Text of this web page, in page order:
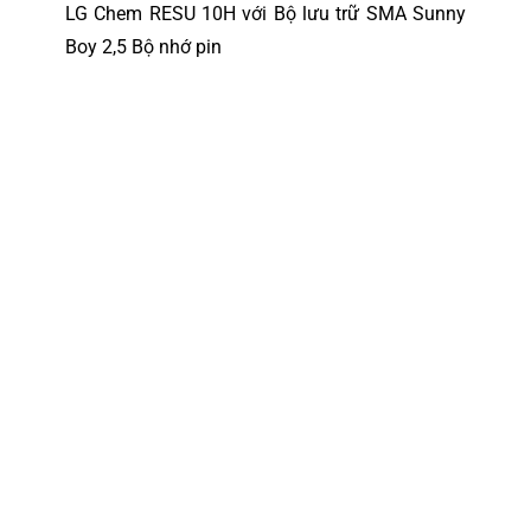
LG Chem RESU 10H với Bộ lưu trữ SMA Sunny
Boy 2,5 Bộ nhớ pin